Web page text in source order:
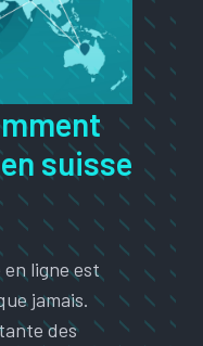
suisse
ligne est
jamais.
des